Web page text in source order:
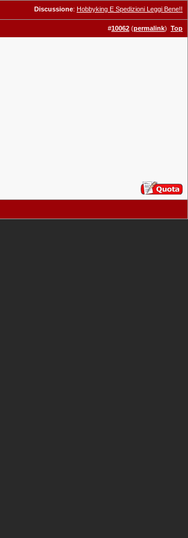
Discussione: Hobbyking E Spedizioni Leggi Bene!!
#10062 (permalink) Top